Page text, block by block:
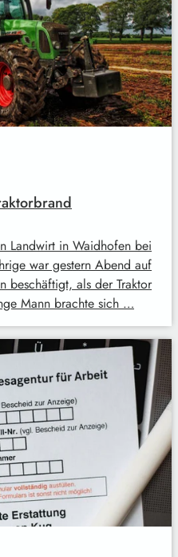
Landwirt in Waidhofen bei
war gestern Abend auf
beschäftigt, als der Traktor
Mann brachte sich …